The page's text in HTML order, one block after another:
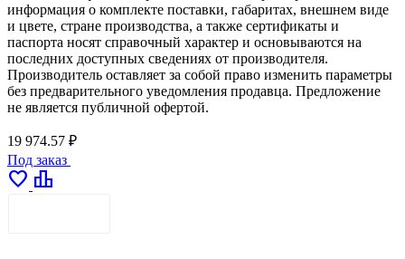
информация о комплекте поставки, габаритах, внешнем виде
и цвете, стране производства, а также сертификаты и
паспорта носят справочный характер и основываются на
последних доступных сведениях от производителя.
Производитель оставляет за собой право изменить параметры
без предварительного уведомления продавца. Предложение
не является публичной офертой.
19 974.57 ₽
Под заказ
favorite leaderboard